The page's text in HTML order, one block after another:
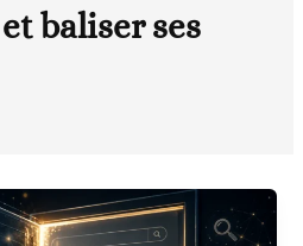
baliser ses